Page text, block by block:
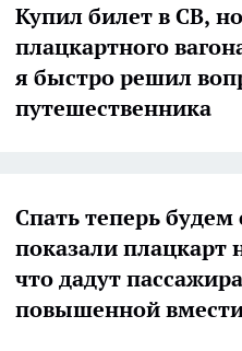
Купил билет в СВ,
плацкартного
я быстро решил
путешественника
Спать теперь
показали плацкарт
что дадут
повышенной